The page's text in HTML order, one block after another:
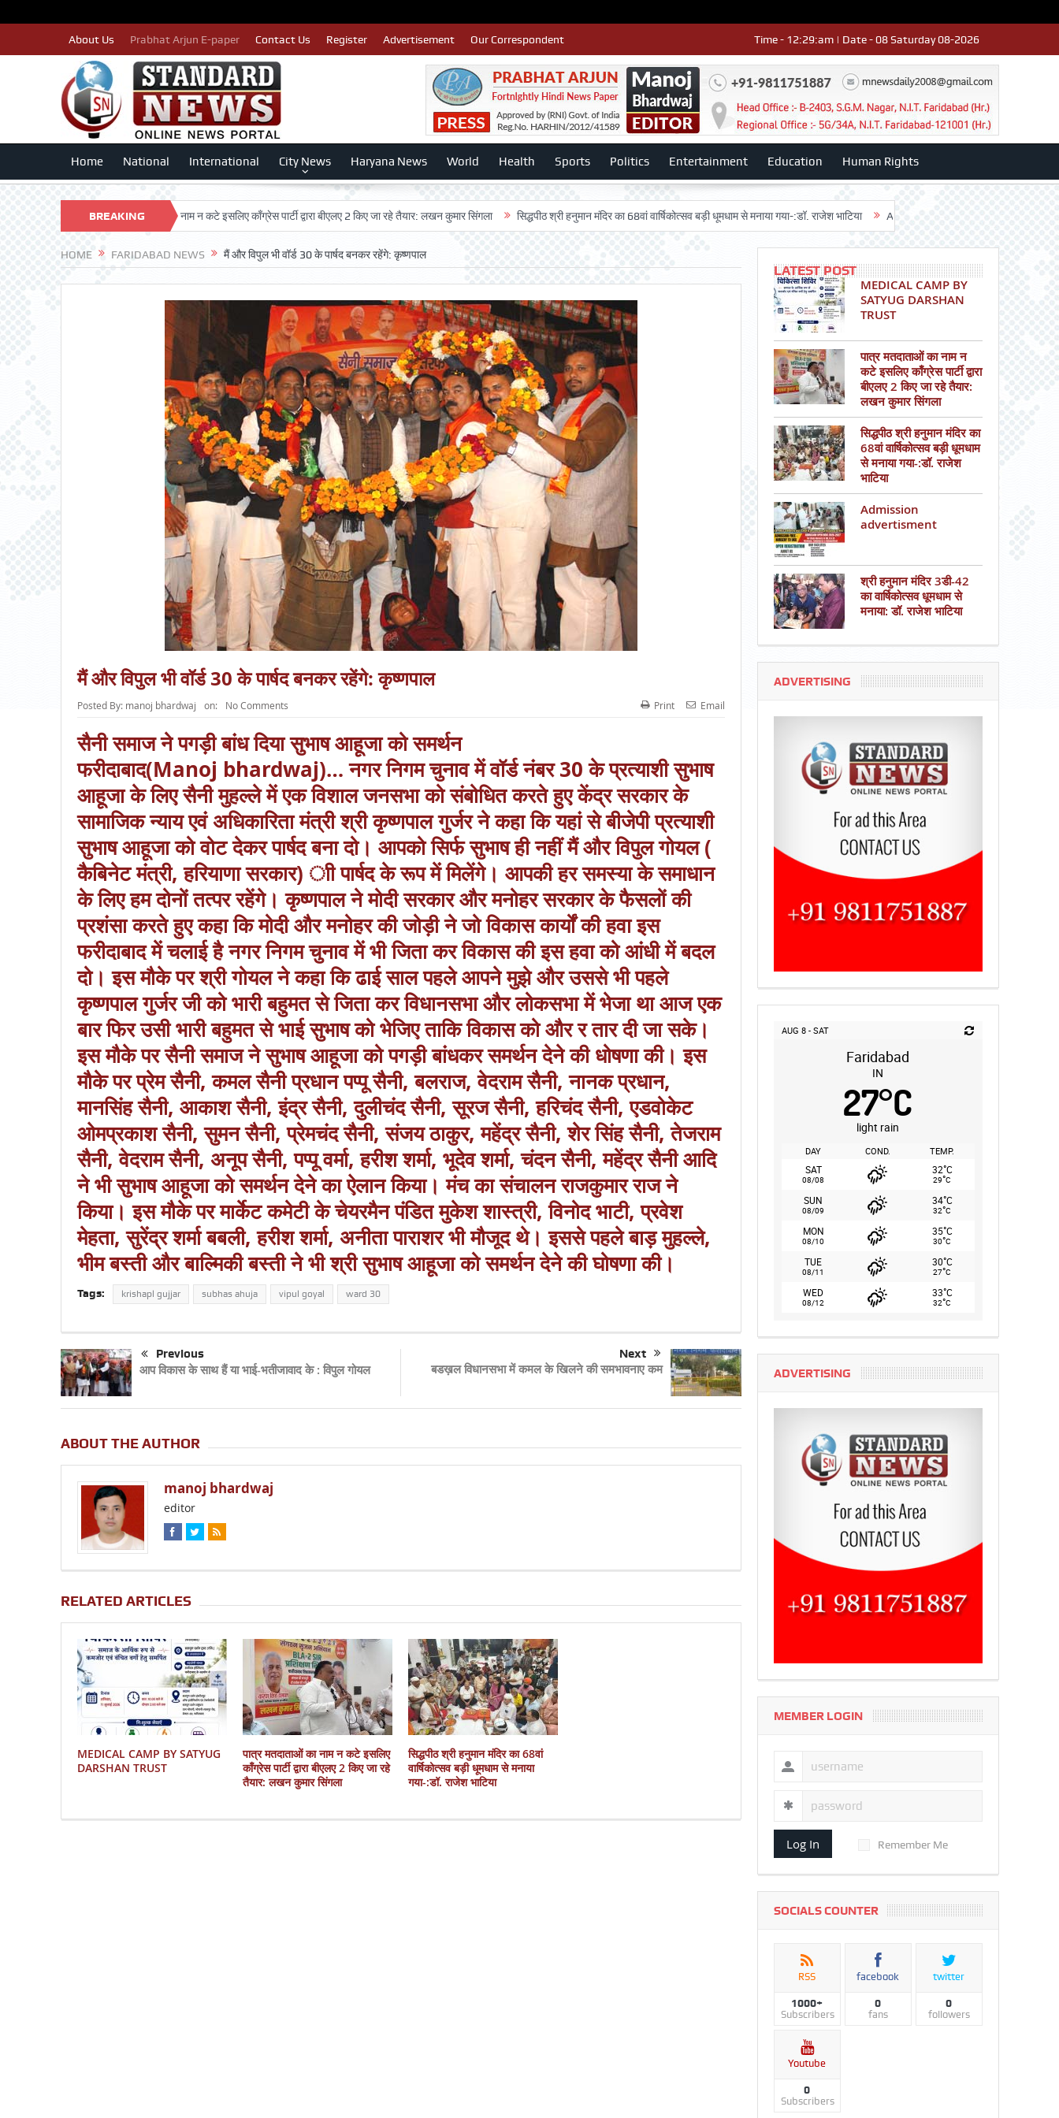
About Us Prabhat Arjun E-paper Contact Us Register Advertisement Our Correspondent Time - 12:29:am | Date - 08 Saturday 08-2026
Home National International City News Haryana News World Health Sports Politics Entertainment Education Human Rights
BREAKING
NEWS
पात्र मतदाताओं का नाम न कटे इसलिए काँग्रेस पार्टी द्वारा बीएलए 2 किए जा रहे तैयार: लखन कुमार सिंगला सिद्धपीठ श्री हनुमान मंदिर का 68वां वार्षिकोत्सव बड़ी धूमधाम से मनाया गया-:डॉ. राजेश भाटिया Admission advertisment श्री हनुमान मंदिर
HOME FARIDABAD NEWS मैं और विपुल भी वॉर्ड 30 के पार्षद बनकर रहेंगे: कृष्णपाल
मैं और विपुल भी वॉर्ड 30 के पार्षद बनकर रहेंगे: कृष्णपाल
Posted By: manoj bhardwaj on: No Comments Print Email
सैनी समाज ने पगड़ी बांध दिया सुभाष आहूजा को समर्थन
फरीदाबाद(Manoj bhardwaj)… नगर निगम चुनाव में वॉर्ड नंबर 30 के प्रत्याशी सुभाष
आहूजा के लिए सैनी मुहल्ले में एक विशाल जनसभा को संबोधित करते हुए केंद्र सरकार के
सामाजिक न्याय एवं अधिकारिता मंत्री श्री कृष्णपाल गुर्जर ने कहा कि यहां से बीजेपी प्रत्याशी
सुभाष आहूजा को वोट देकर पार्षद बना दो। आपको सिर्फ सुभाष ही नहीं मैं और विपुल गोयल (
कैबिनेट मंत्री, हरियाणा सरकार) ाी पार्षद के रूप में मिलेंगे। आपकी हर समस्या के समाधान
के लिए हम दोनों तत्पर रहेंगे। कृष्णपाल ने मोदी सरकार और मनोहर सरकार के फैसलों की
प्रशंसा करते हुए कहा कि मोदी और मनोहर की जोड़ी ने जो विकास कार्यों की हवा इस
फरीदाबाद में चलाई है नगर निगम चुनाव में भी जिता कर विकास की इस हवा को आंधी में बदल
दो। इस मौके पर श्री गोयल ने कहा कि ढाई साल पहले आपने मुझे और उससे भी पहले
कृष्णपाल गुर्जर जी को भारी बहुमत से जिता कर विधानसभा और लोकसभा में भेजा था आज एक
बार फिर उसी भारी बहुमत से भाई सुभाष को भेजिए ताकि विकास को और र तार दी जा सके।
इस मौके पर सैनी समाज ने सुभाष आहूजा को पगड़ी बांधकर समर्थन देने की धोषणा की। इस
मौके पर प्रेम सैनी, कमल सैनी प्रधान पप्पू सैनी, बलराज, वेदराम सैनी, नानक प्रधान,
मानसिंह सैनी, आकाश सैनी, इंद्र सैनी, दुलीचंद सैनी, सूरज सैनी, हरिचंद सैनी, एडवोकेट
ओमप्रकाश सैनी, सुमन सैनी, प्रेमचंद सैनी, संजय ठाकुर, महेंद्र सैनी, शेर सिंह सैनी, तेजराम
सैनी, वेदराम सैनी, अनूप सैनी, पप्पू वर्मा, हरीश शर्मा, भूदेव शर्मा, चंदन सैनी, महेंद्र सैनी आदि
ने भी सुभाष आहूजा को समर्थन देने का ऐलान किया। मंच का संचालन राजकुमार राज ने
किया। इस मौके पर मार्केट कमेटी के चेयरमैन पंडित मुकेश शास्त्री, विनोद भाटी, प्रवेश
मेहता, सुरेंद्र शर्मा बबली, हरीश शर्मा, अनीता पाराशर भी मौजूद थे। इससे पहले बाड़ मुहल्ले,
भीम बस्ती और बाल्मिकी बस्ती ने भी श्री सुभाष आहूजा को समर्थन देने की घोषणा की।
Tags: krishapl gujjar subhas ahuja vipul goyal ward 30
Previous
आप विकास के साथ हैं या भाई-भतीजावाद के : विपुल गोयल
Next
बडख़ल विधानसभा में कमल के खिलने की समभावनाए कम
ABOUT THE AUTHOR
manoj bhardwaj
editor
RELATED ARTICLES
MEDICAL CAMP BY SATYUG
DARSHAN TRUST
पात्र मतदाताओं का नाम न कटे इसलिए
काँग्रेस पार्टी द्वारा बीएलए 2 किए जा रहे
तैयार: लखन कुमार सिंगला
सिद्धपीठ श्री हनुमान मंदिर का 68वां
वार्षिकोत्सव बड़ी धूमधाम से मनाया
गया-:डॉ. राजेश भाटिया
LATEST POST
MEDICAL CAMP BY
SATYUG DARSHAN
TRUST
पात्र मतदाताओं का नाम न
कटे इसलिए काँग्रेस पार्टी द्वारा
बीएलए 2 किए जा रहे तैयार:
लखन कुमार सिंगला
सिद्धपीठ श्री हनुमान मंदिर का
68वां वार्षिकोत्सव बड़ी धूमधाम
से मनाया गया-:डॉ. राजेश
भाटिया
Admission
advertisment
श्री हनुमान मंदिर 3डी-42
का वार्षिकोत्सव धूमधाम से
मनाया: डॉ. राजेश भाटिया
ADVERTISING
AUG 8 - SAT
Faridabad
IN
27°C
light rain
DAY COND. TEMP.
SAT
08/08
32°C
29°C
SUN
08/09
34°C
32°C
MON
08/10
35°C
30°C
TUE
08/11
30°C
27°C
WED
08/12
33°C
32°C
ADVERTISING
MEMBER LOGIN
Log In Remember Me
SOCIALS COUNTER
RSS
1000+
Subscribers
facebook
0
fans
twitter
0
followers
Youtube
0
Subscribers